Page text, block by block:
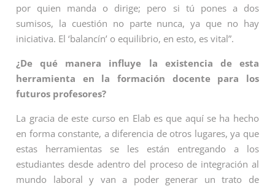
por quien manda o dirige; pero si tú pones a dos
sumisos, la cuestión no parte nunca, ya que no hay
iniciativa. El ‘balancín’ o equilibrio, en esto, es vital”.
¿De qué manera influye la existencia de esta
herramienta en la formación docente para los
futuros profesores?
La gracia de este curso en Elab es que aquí se ha hecho
en forma constante, a diferencia de otros lugares, ya que
estas herramientas se les están entregando a los
estudiantes desde adentro del proceso de integración al
mundo laboral y van a poder generar un trato de